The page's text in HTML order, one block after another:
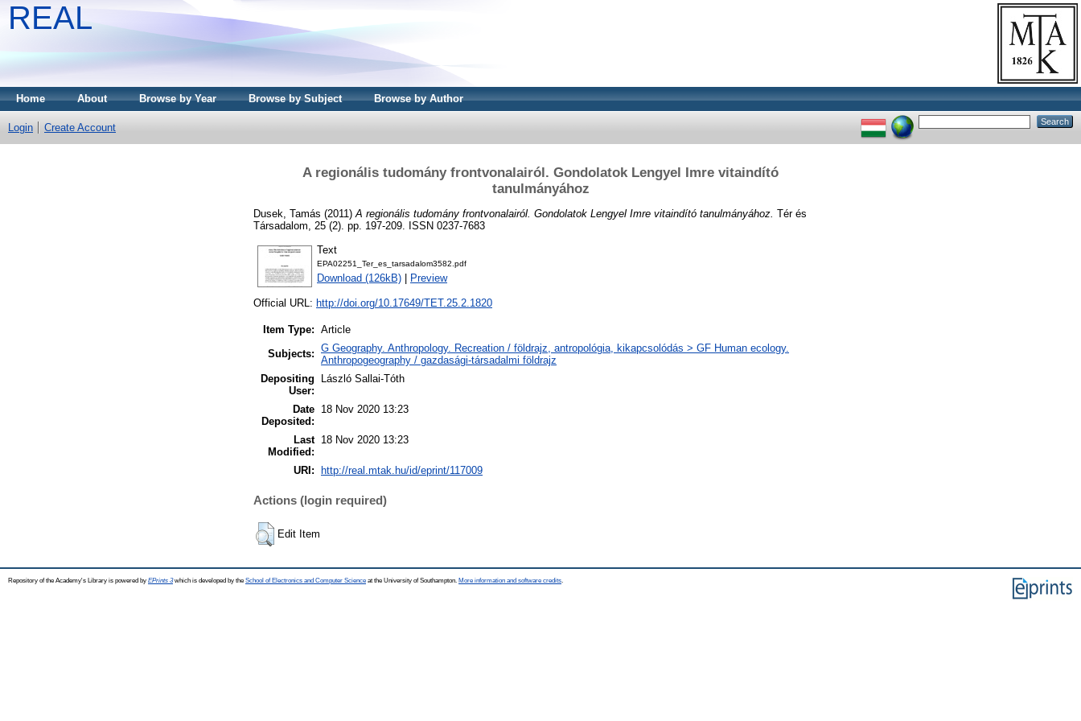
REAL
Home About Browse by Year Browse by Subject Browse by Author
Login Create Account
A regionális tudomány frontvonalairól. Gondolatok Lengyel Imre vitaindító
tanulmányához
Dusek, Tamás (2011) A regionális tudomány frontvonalairól. Gondolatok Lengyel Imre vitaindító tanulmányához. Tér és
Társadalom, 25 (2). pp. 197-209. ISSN 0237-7683
Text
EPA02251_Ter_es_tarsadalom3582.pdf
Download (126kB) Preview
Official URL: http://doi.org/10.17649/TET.25.2.1820
Item Type: Article
Subjects: G Geography. Anthropology. Recreation / földrajz, antropológia, kikapcsolódás > GF Human ecology.
Anthropogeography / gazdasági-társadalmi földrajz
Depositing
User:
László Sallai-Tóth
Date
Deposited:
18 Nov 2020 13:23
Last
Modified:
18 Nov 2020 13:23
URI: http://real.mtak.hu/id/eprint/117009
Actions (login required)
Edit Item
Repository of the Academy's Library is powered by EPrints 3which is developed by the School of Electronics and Computer Science at the University of Southampton. More information and software credits